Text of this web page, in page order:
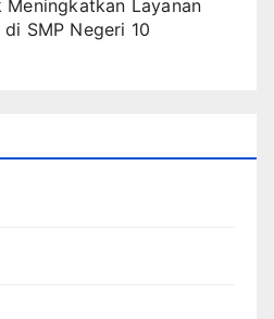
Layanan
SMP Negeri 10